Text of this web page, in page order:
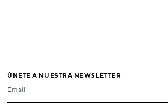
ÚNETE A NUESTRA NEWSLETTER
Email